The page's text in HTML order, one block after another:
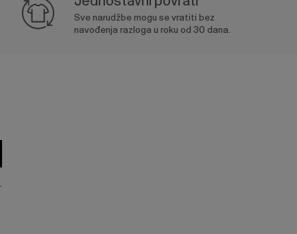
Sve narudžbe mogu se vratiti bez
navođenja razloga u roku od 30 dana.